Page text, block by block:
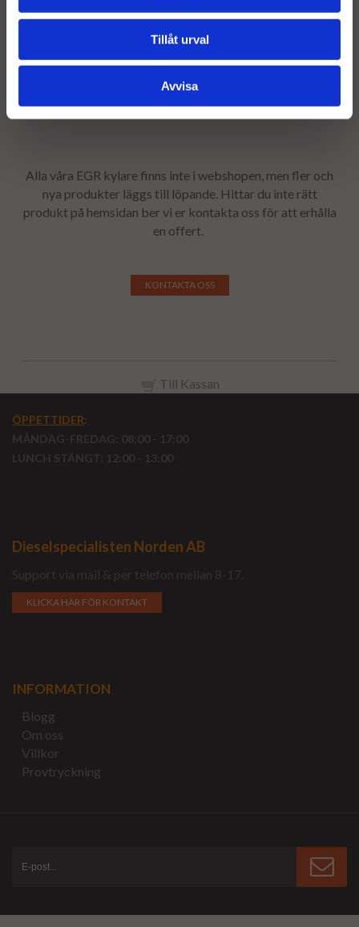
Tillåt urval
Avvisa
Alla våra EGR kylare finns inte i webshopen, men fler och
nya produkter läggs till löpande. Hittar du inte rätt
produkt på hemsidan ber vi er kontakta oss för att erhålla
en offert.
KONTAKTA OSS
Till Kassan
ÖPPETTIDER:
MÅNDAG-FREDAG: 08:00 - 17:00
LUNCH STÄNGT: 12:00 - 13:00
Dieselspecialisten Norden AB
Support via mail & per telefon mellan 8-17.
KLICKA HÄR FÖR KONTAKT
INFORMATION
Blogg
Om oss
Villkor
Provtryckning